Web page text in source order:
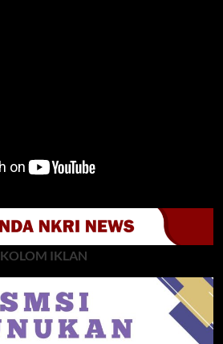
KOLOM IKLAN